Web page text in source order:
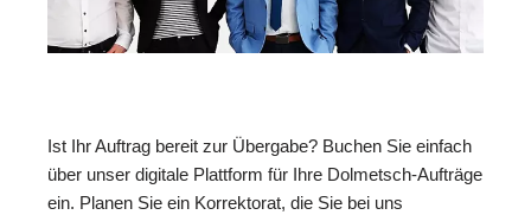
Ist Ihr Auftrag bereit zur Übergabe? Buchen Sie einfach
über unser digitale Plattform für Ihre Dolmetsch-Aufträge
ein. Planen Sie ein Korrektorat, die Sie bei uns